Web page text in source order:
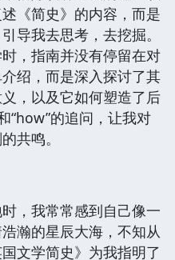
《简史》的内容，而是
导我去思考，去挖掘。
，指南并没有停留在对
绍，而是深入探讨了其
，以及它如何塑造了后
“how”的追问，让我对
共鸣。
，我常常感到自己像一
瀚的星辰大海，不知从
文学简史》为我指明了